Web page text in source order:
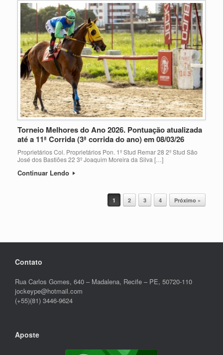
Torneio Melhores do Ano 2026. Pontuação atualizada
até a 11ª Corrida (3ª corrida do ano) em 08/03/26
Proprietários Col. Proprietários Pon. 1º Stud Remar 28 2º Stud São
José dos Bastiões 22 3º Joaquim Moreira da Silva […]
Continuar Lendo
1 2 3 4 Próximo »
Contato
Rua Carlos Gomes, 640 – Madalena, Recife – PE, 50720-110
jockeype@hotmail.com
(+55)(81) 3446-9624
Aposte